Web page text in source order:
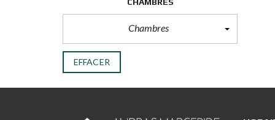
Chambres
EFFACER